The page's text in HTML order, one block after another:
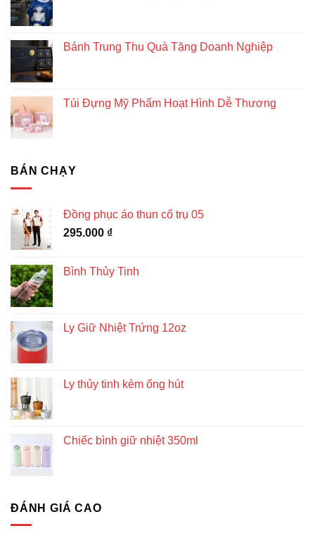
Bánh Trung Thu Quà Tặng Doanh Nghiệp
Túi Đựng Mỹ Phẩm Hoạt Hình Dễ Thương
BÁN CHẠY
Đồng phục áo thun cổ trụ 05
295.000 ₫
Bình Thủy Tinh
Ly Giữ Nhiệt Trứng 12oz
Ly thủy tinh kèm ống hút
Chiếc bình giữ nhiệt 350ml
ĐÁNH GIÁ CAO